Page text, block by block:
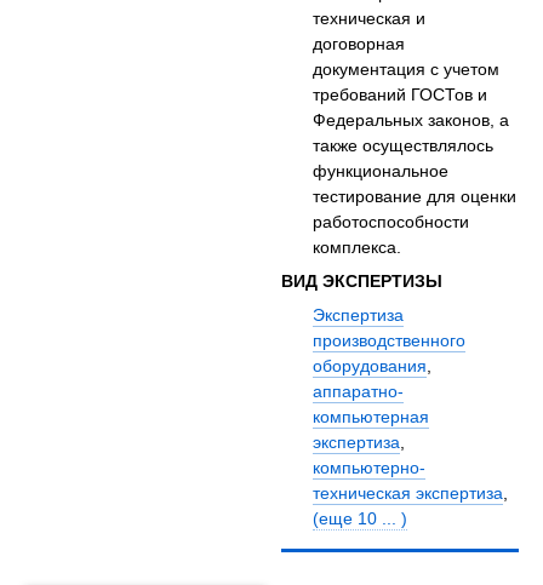
техническая и
договорная
документация с учетом
требований ГОСТов и
Федеральных законов, а
также осуществлялось
функциональное
тестирование для оценки
работоспособности
комплекса.
ВИД ЭКСПЕРТИЗЫ
Экспертиза
производственного
оборудования,
аппаратно-
компьютерная
экспертиза,
компьютерно-
техническая экспертиза,
(еще 10 ... )